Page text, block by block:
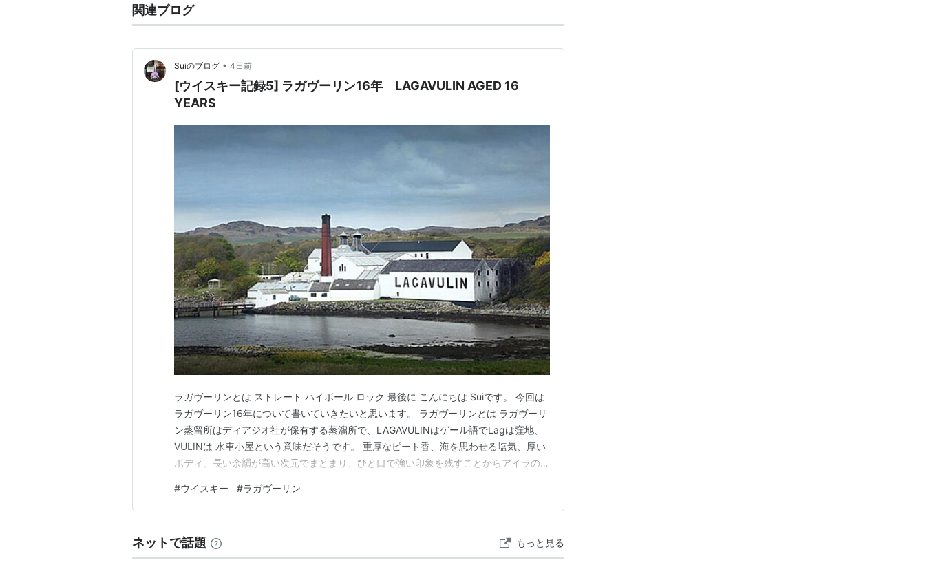
関連ブログ
Suiのブログ • 4日前
[ウイスキー記録5] ラガヴーリン16年 LAGAVULIN AGED 16
YEARS
ラガヴーリンとは ストレート ハイボール ロック 最後に こんにちは Suiです。 今回は
ラガヴーリン16年について書いていきたいと思います。 ラガヴーリンとは ラガヴーリ
ン蒸留所はディアジオ社が保有する蒸溜所で、LAGAVULINはゲール語でLagは窪地、
VULINは 水車小屋という意味だそうです。 重厚なピート香、海を思わせる塩気、厚い
ボディ、長い余韻が高い次元でまとまり、ひと口で強い印象を残すことからアイラの巨
ています。 ストレート 香りはドライフルーツの甘さと焚き火のような煙たさ、かすか
に塩気も感じられた。 …
#ウイスキー #ラガヴーリン
ネットで話題 もっと見る